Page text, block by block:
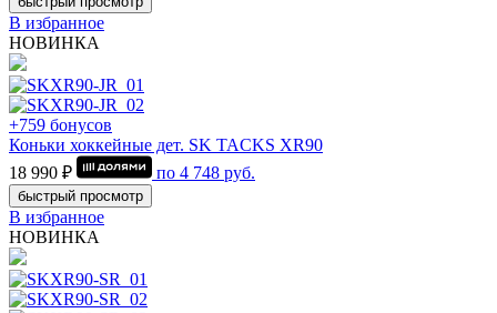
В избранное
НОВИНКА
+759 бонусов
Коньки хоккейные дет. SK TACKS XR90
18 990 ₽
по 4 748 руб.
быстрый просмотр
В избранное
НОВИНКА